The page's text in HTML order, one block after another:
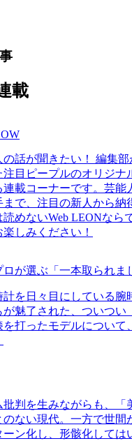
載
の話が聞きたい！ 編集
注目ピープルのオリジナ
連載コーナーです。芸能
まで、注目の新人から納
読めないWeb LEONなら
楽しみください！
が選ぶ「一本取られま
を日々目にしている腕
が魅了された、ついつい
を打ったモデルについて
批判を生みながらも、「
のない現代。一方で世間
ーン化し、形骸化しては